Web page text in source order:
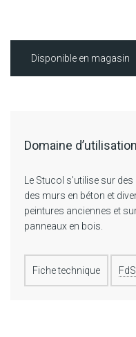
Disponible en magasin
Domaine d’utilisation
Le Stucol s'utilise sur
des murs en béton et
peintures anciennes et
panneaux en bois.
Fiche technique FdS